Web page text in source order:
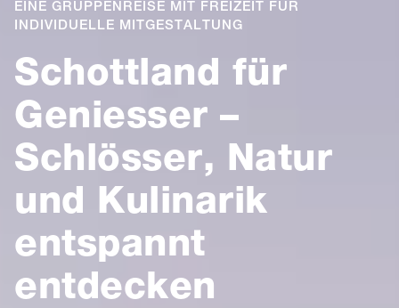
Schottland für
Geniesser –
Schlösser, Natur
und Kulinarik
entspannt
entdecken
EINE GRUPPENREISE MIT FREIZEIT FÜR
INDIVIDUELLE MITGESTALTUNG